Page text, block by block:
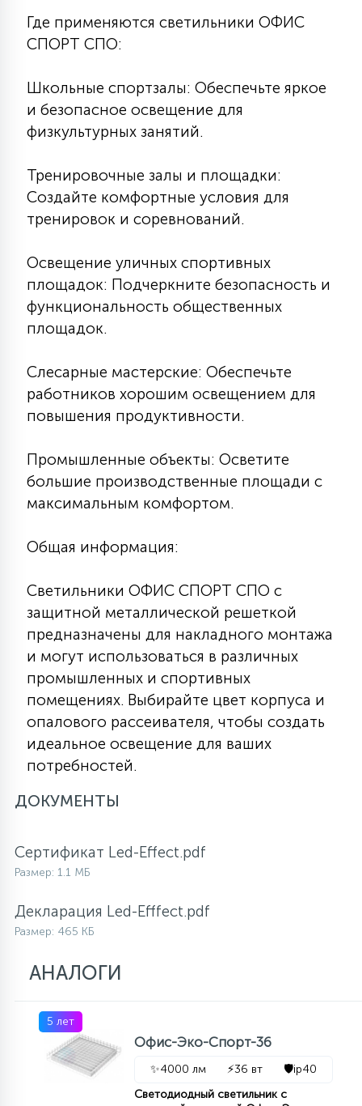
Где применяются светильники ОФИС
СПОРТ СПО:
Школьные спортзалы: Обеспечьте яркое
и безопасное освещение для
физкультурных занятий.
Тренировочные залы и площадки:
Создайте комфортные условия для
тренировок и соревнований.
Освещение уличных спортивных
площадок: Подчеркните безопасность и
функциональность общественных
площадок.
Слесарные мастерские: Обеспечьте
работников хорошим освещением для
повышения продуктивности.
Промышленные объекты: Осветите
большие производственные площади с
максимальным комфортом.
Общая информация:
Светильники ОФИС СПОРТ СПО с
защитной металлической решеткой
предназначены для накладного монтажа
и могут использоваться в различных
промышленных и спортивных
помещениях. Выбирайте цвет корпуса и
опалового рассеивателя, чтобы создать
идеальное освещение для ваших
потребностей.
ДОКУМЕНТЫ
Сертификат Led-Effect.pdf
Размер: 1.1 МБ
Декларация Led-Efffect.pdf
Размер: 465 КБ
АНАЛОГИ
5 лет
Офис-Эко-Спорт-36
✨4000 лм ⚡36 вт 🛡️ip40
Светодиодный светильник с